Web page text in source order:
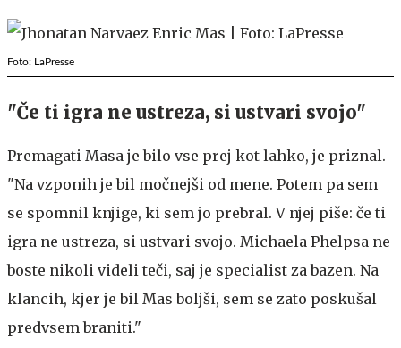
Foto: LaPresse
"Če ti igra ne ustreza, si ustvari svojo"
Premagati Masa je bilo vse prej kot lahko, je priznal.
"Na vzponih je bil močnejši od mene. Potem pa sem
se spomnil knjige, ki sem jo prebral. V njej piše: če ti
igra ne ustreza, si ustvari svojo. Michaela Phelpsa ne
boste nikoli videli teči, saj je specialist za bazen. Na
klancih, kjer je bil Mas boljši, sem se zato poskušal
predvsem braniti."